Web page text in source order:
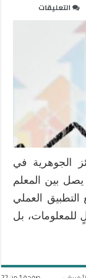
التعليقات
العملية
التعليمية
مغلقة
الجوهرية في
يصل بين المعلم
التطبيق العملي
بل